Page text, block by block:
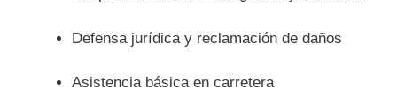
Defensa jurídica y reclamación de daños
Asistencia básica en carretera